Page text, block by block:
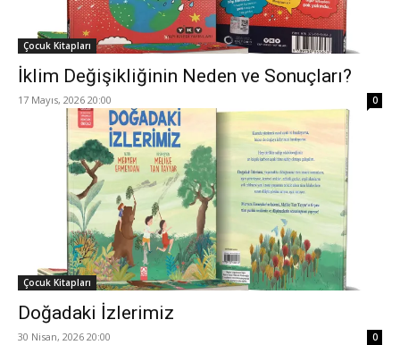
Çocuk Kitapları
İklim Değişikliğinin Neden ve Sonuçları?
17 Mayıs, 2026 20:00 0
Çocuk Kitapları
Doğadaki İzlerimiz
30 Nisan, 2026 20:00 0